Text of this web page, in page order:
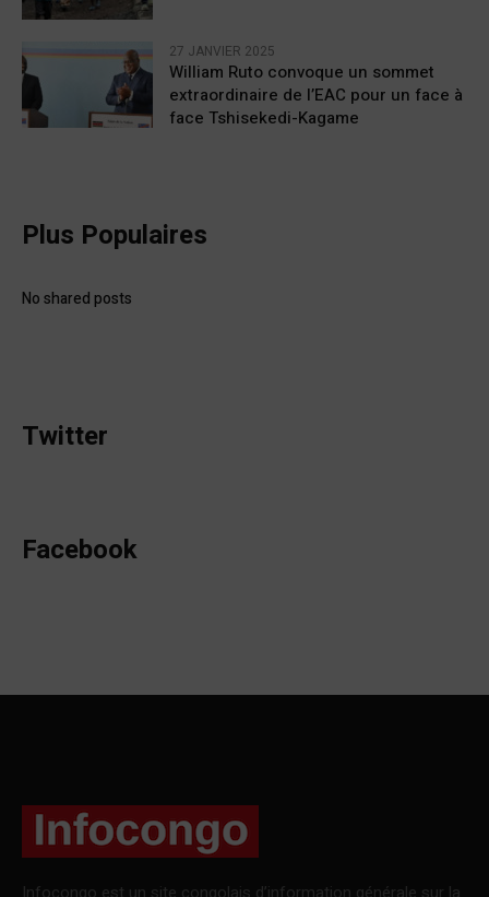
27 JANVIER 2025
William Ruto convoque un sommet
extraordinaire de l’EAC pour un face à
face Tshisekedi-Kagame
Plus Populaires
No shared posts
Twitter
Facebook